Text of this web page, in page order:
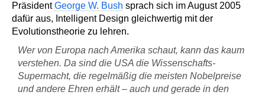
PräsidentGeorge W. Bush sprach sich im August 2005
dafür aus, Intelligent Design gleichwertig mit der
Evolutionstheorie zu lehren.
Wer von Europa nach Amerika schaut, kann das kaum
verstehen. Da sind die USA die Wissenschafts-
Supermacht, die regelmäßig die meisten Nobelpreise
und andere Ehren erhält – auch und gerade in den